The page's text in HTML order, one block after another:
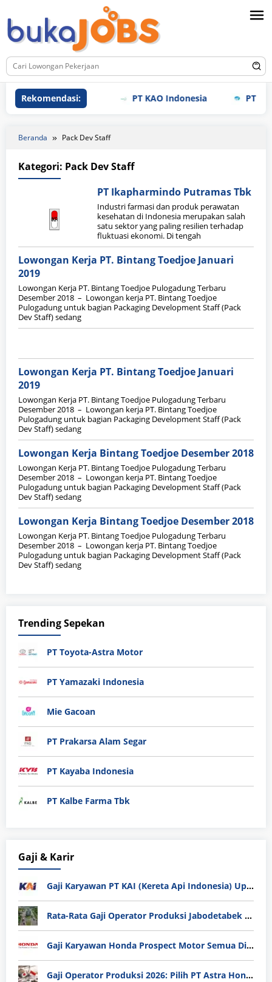
ke
konten
Rekomendasi: PT KAO Indonesia PT
Beranda Pack Dev Staff
Kategori: Pack Dev Staff
PT Ikapharmindo Putramas Tbk
Industri farmasi dan produk perawatan
kesehatan di Indonesia merupakan salah
satu sektor yang paling resilien terhadap
fluktuasi ekonomi. Di tengah
Lowongan Kerja PT. Bintang Toedjoe Januari
2019
Lowongan Kerja PT. Bintang Toedjoe Pulogadung Terbaru
Desember 2018 – Lowongan kerja PT. Bintang Toedjoe
Pulogadung untuk bagian Packaging Development Staff (Pack
Dev Staff) sedang
Lowongan Kerja PT. Bintang Toedjoe Januari
2019
Lowongan Kerja PT. Bintang Toedjoe Pulogadung Terbaru
Desember 2018 – Lowongan kerja PT. Bintang Toedjoe
Pulogadung untuk bagian Packaging Development Staff (Pack
Dev Staff) sedang
Lowongan Kerja Bintang Toedjoe Desember 2018
Lowongan Kerja PT. Bintang Toedjoe Pulogadung Terbaru
Desember 2018 – Lowongan kerja PT. Bintang Toedjoe
Pulogadung untuk bagian Packaging Development Staff (Pack
Dev Staff) sedang
Lowongan Kerja Bintang Toedjoe Desember 2018
Lowongan Kerja PT. Bintang Toedjoe Pulogadung Terbaru
Desember 2018 – Lowongan kerja PT. Bintang Toedjoe
Pulogadung untuk bagian Packaging Development Staff (Pack
Dev Staff) sedang
Trending Sepekan
PT Toyota-Astra Motor
PT Yamazaki Indonesia
Mie Gacoan
PT Prakarsa Alam Segar
PT Kayaba Indonesia
PT Kalbe Farma Tbk
Gaji & Karir
Gaji Karyawan PT KAI (Kereta Api Indonesia) Update 2025
Rata-Rata Gaji Operator Produksi Jabodetabek 2025: Bedah Tuntas UMK, Lemburan, dan Realita Hidup Buruh
Gaji Karyawan Honda Prospect Motor Semua Divisi
Gaji Operator Produksi 2026: Pilih PT Astra Honda Motor (AHM) atau Manufaktur di Jepang?